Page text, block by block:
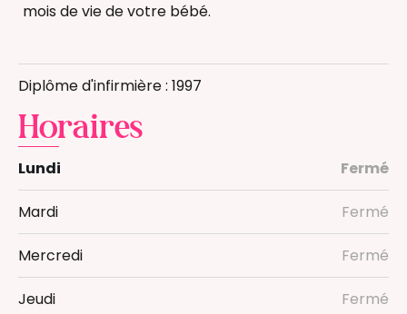
mois de vie de votre bébé.
Allaitement
Bain Enveloppé
Massage bébé
Massage femme enceinte
Massage Postnatal
Infirmière
Diplôme d'infirmière : 1997
Horaires
Lundi Fermé
Mardi Fermé
Mercredi Fermé
Jeudi Fermé